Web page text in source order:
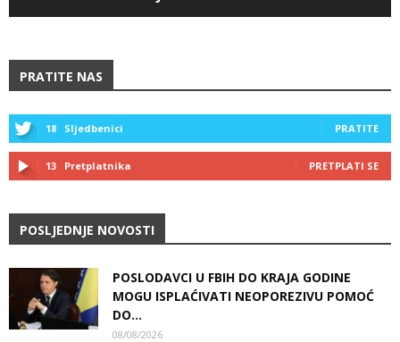
PRATITE NAS
18 Sljedbenici PRATITE
13 Pretplatnika PRETPLATI SE
POSLJEDNJE NOVOSTI
POSLODAVCI U FBIH DO KRAJA GODINE
MOGU ISPLAĆIVATI NEOPOREZIVU POMOĆ
DO...
08/08/2026